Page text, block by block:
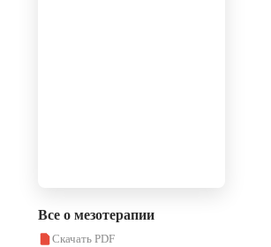
Все о мезотерапии
Скачать PDF